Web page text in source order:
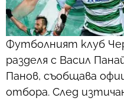
Футболният клуб
разделя с Васил
Панов, съобщава
отбора. След